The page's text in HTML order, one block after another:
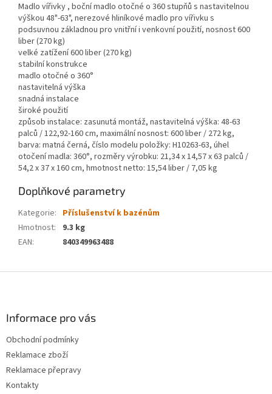
Madlo vířivky , boční madlo otočné o 360 stupňů s nastavitelnou
výškou 48"-63", nerezové hliníkové madlo pro vířivku s
podsuvnou základnou pro vnitřní i venkovní použití, nosnost 600
liber (270 kg)
velké zatížení 600 liber (270 kg)
stabilní konstrukce
madlo otočné o 360°
nastavitelná výška
snadná instalace
široké použití
způsob instalace: zasunutá montáž, nastavitelná výška: 48-63
palců / 122,92-160 cm, maximální nosnost: 600 liber / 272 kg,
barva: matná černá, číslo modelu položky: H10263-63, úhel
otočení madla: 360°, rozměry výrobku: 21,34 x 14,57 x 63 palců /
54,2 x 37 x 160 cm, hmotnost netto: 15,54 liber / 7,05 kg
Doplňkové parametry
Kategorie: Příslušenství k bazénům
Hmotnost:
9.3 kg
EAN: 840349963488
Informace pro vás
Obchodní podmínky
Reklamace zboží
Reklamace přepravy
Kontakty